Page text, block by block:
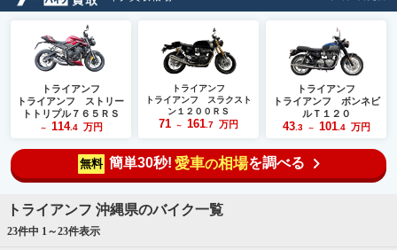
トライアンフ
トライアンフ ストリー
トトリプル７６５ＲＳ
～ 114.4 万円
トライアンフ
トライアンフ スラクスト
ン１２００ＲＳ
71 ～ 161 .7 万円
トライアンフ
トライアンフ ボンネビ
ルＴ１２０
43.3 ～ 101.4 万円
無料 簡単30秒! 愛車の相場を調べる
トライアンフ 沖縄県のバイク一覧
23件中 1～23件表示